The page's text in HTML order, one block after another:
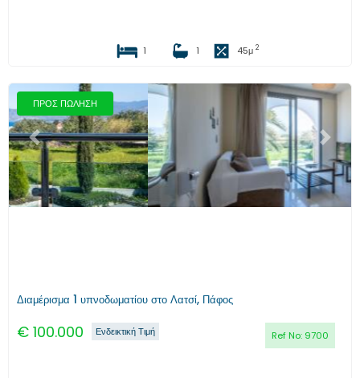
1 1 45μ 2
ΠΡΟΣ ΠΩΛΗΣΗ
Προηγούμενο Επόμενο
Διαμέρισμα 1 υπνοδωματίου στο Λατσί, Πάφος
€ 100.000 Ref No: 9700
Ενδεικτική Τιμή